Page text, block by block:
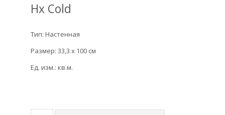
Hx Cold
Тип: Настенная
Размер: 33,3 x 100 см
Ед. изм.: кв.м.